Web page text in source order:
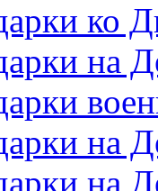
ко
на
на
на